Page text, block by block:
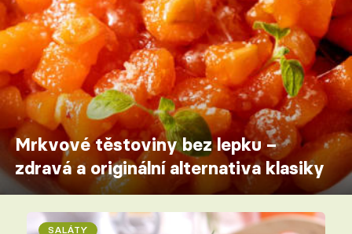
Mrkvové těstoviny bez lepku –
zdravá a originální alternativa klasiky
SALÁTY